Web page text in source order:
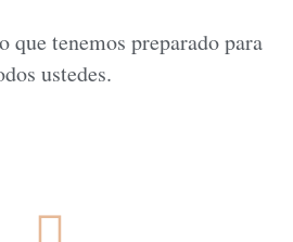
que tenemos preparado para
ustedes.